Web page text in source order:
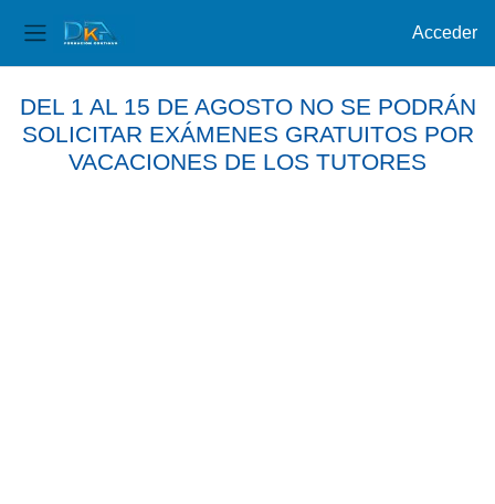
Acceder
DEL 1 AL 15 DE AGOSTO NO SE PODRÁN
SOLICITAR EXÁMENES GRATUITOS POR
VACACIONES DE LOS TUTORES